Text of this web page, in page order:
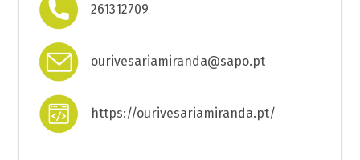
261312709
ourivesariamiranda@sapo.pt
https://ourivesariamiranda.pt/